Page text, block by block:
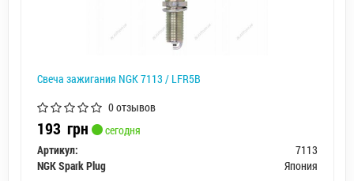
Свеча зажигания NGK 7113 / LFR5B
0 отзывов
193 грн
сегодня
Артикул:
7113
NGK Spark Plug
Япония